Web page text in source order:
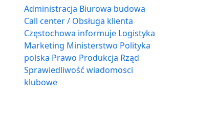
Administracja Biurowa budowa
Call center / Obsługa klienta
Częstochowa informuje Logistyka
Marketing Ministerstwo Polityka
polska Prawo Produkcja Rząd
Sprawiedliwość wiadomosci
klubowe